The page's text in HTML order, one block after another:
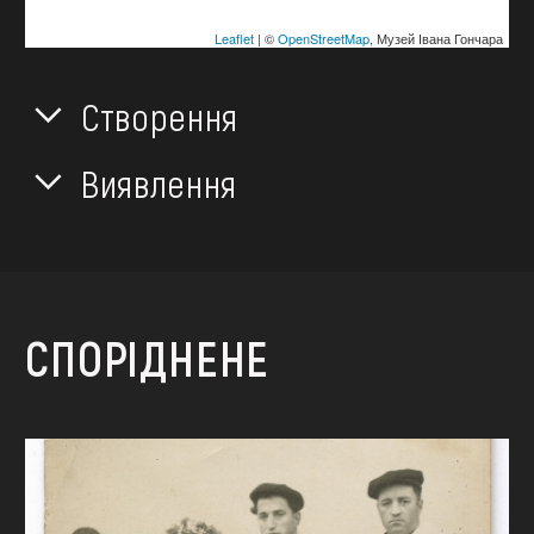
Leaflet| ©OpenStreetMap, Музей Івана Гончара
Створення
Виявлення
СПОРІДНЕНЕ